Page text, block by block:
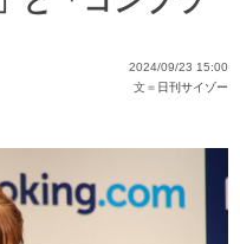
2024/09/23 15:00
文＝ 日刊サイゾー